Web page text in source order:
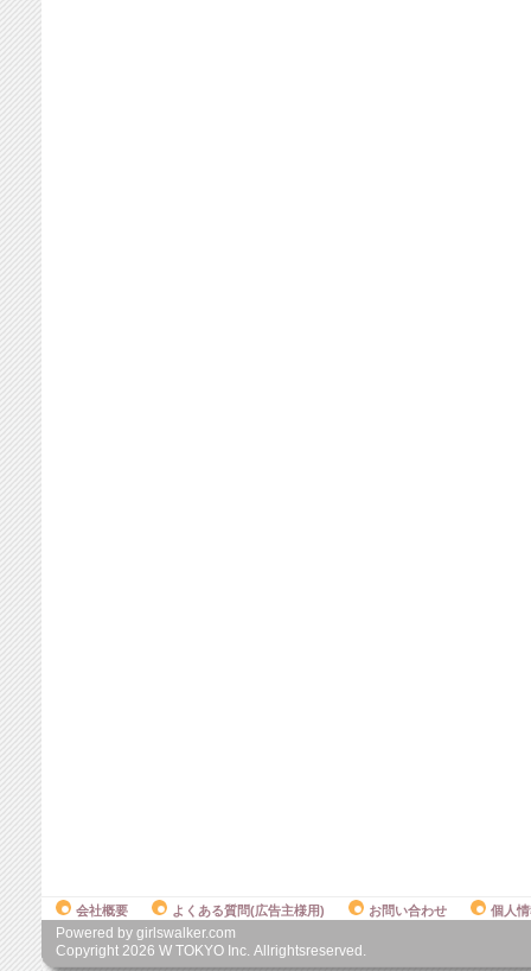
会社概要 よくある質問(広告主様用) お問い合わせ 個人
Powered by girlswalker.com
Copyright 2026 W TOKYO Inc. Allrightsreserved.